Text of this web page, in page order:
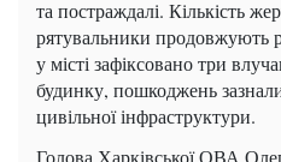
та постраждалі. Кількість
рятувальники продовжують
у місті зафіксовано три
будинку, пошкоджень
цивільної інфраструктури.
Голова Харківської ОВА